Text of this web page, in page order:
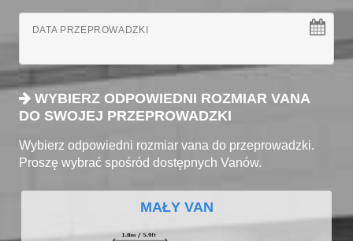
DATA PRZEPROWADZKI
WYBIERZ ODPOWIEDNI ROZMIAR VANA
DO SWOJEJ PRZEPROWADZKI
Wybierz odpowiedni rozmiar vana do przeprowadzki.
Proszę wybrać spośród dostępnych Vanów.
MAŁY VAN